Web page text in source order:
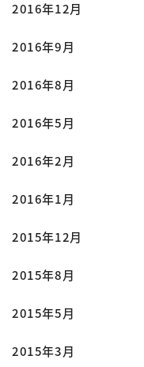
2016年12月
2016年9月
2016年8月
2016年5月
2016年2月
2016年1月
2015年12月
2015年8月
2015年5月
2015年3月